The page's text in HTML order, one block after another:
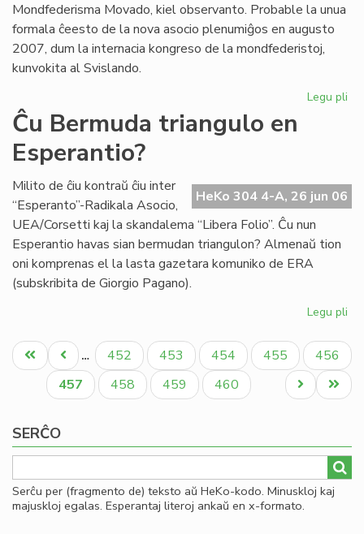
Mondfederisma Movado, kiel observanto. Probable la unua
formala ĉeesto de la nova asocio plenumiĝos en augusto
2007, dum la internacia kongreso de la mondfederistoj,
kunvokita al Svislando.
Legu pli
Ĉu Bermuda triangulo en
Esperantio?
HeKo 304 4-A, 26 jun 06
Milito de ĉiu kontraŭ ĉiu inter
“Esperanto”-Radikala Asocio,
UEA/Corsetti kaj la skandalema “Libera Folio”. Ĉu nun
Esperantio havas sian bermudan triangulon? Almenaŭ tion
oni komprenas el la lasta gazetara komuniko de ERA
(subskribita de Giorgio Pagano).
Legu pli
en
Pagination
Unua
paĝo
Antaŭa
paĝo
… Paĝo
452 Paĝo
453 Paĝo
454 Paĝo
455 Paĝo
456
Aktuala
paĝo
457 Paĝo
458 Paĝo
459 Paĝo
460
Last
page
Next
page
SERĈO
Serĉu per (fragmento de) teksto aŭ HeKo-kodo. Minuskloj kaj
majuskloj egalas. Esperantaj literoj ankaŭ en x-formato.